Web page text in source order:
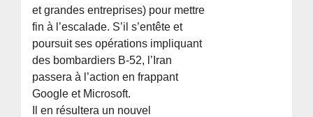
et grandes entreprises) pour mettre
fin à l’escalade. S’il s’entête et
poursuit ses opérations impliquant
des bombardiers B-52, l’Iran
passera à l’action en frappant
Google et Microsoft.
Il en résultera un nouvel